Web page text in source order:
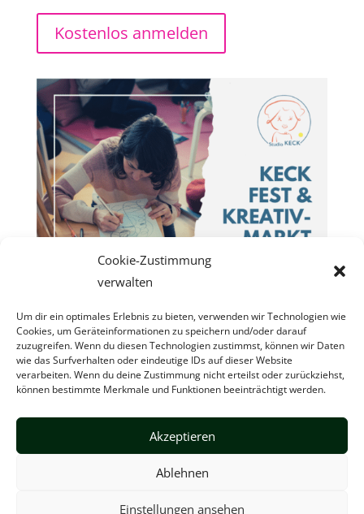
Cookie-Zustimmung
verwalten
Um dir ein optimales Erlebnis zu bieten, verwenden wir Technologien wie
Cookies, um Geräteinformationen zu speichern und/oder darauf
zuzugreifen. Wenn du diesen Technologien zustimmst, können wir Daten
wie das Surfverhalten oder eindeutige IDs auf dieser Website
verarbeiten. Wenn du deine Zustimmung nicht erteilst oder zurückziehst,
können bestimmte Merkmale und Funktionen beeinträchtigt werden.
Akzeptieren
Ablehnen
Einstellungen ansehen
Kostenlos anmelden
Impressum
Newsletter
Datenschutzerklärung (EU)
Haftungsausschluss
Cookie-Richtlinie (EU)